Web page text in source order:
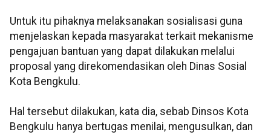
Untuk itu pihaknya melaksanakan sosialisasi guna
menjelaskan kepada masyarakat terkait mekanisme
pengajuan bantuan yang dapat dilakukan melalui
proposal yang direkomendasikan oleh Dinas Sosial
Kota Bengkulu.
Hal tersebut dilakukan, kata dia, sebab Dinsos Kota
Bengkulu hanya bertugas menilai, mengusulkan, dan